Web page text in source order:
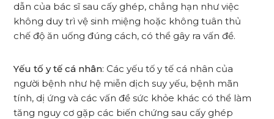
dẫn của bác sĩ sau cấy ghép, chẳng hạn như việc
không duy trì vệ sinh miệng hoặc không tuân thủ
chế độ ăn uống đúng cách, có thể gây ra vấn đề.
Yếu tố y tế cá nhân: Các yếu tố y tế cá nhân của
người bệnh như hệ miễn dịch suy yếu, bệnh mãn
tính, dị ứng và các vấn đề sức khỏe khác có thể làm
tăng nguy cơ gặp các biến chứng sau cấy ghép